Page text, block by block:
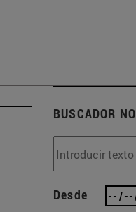
BUSCADOR
Desde